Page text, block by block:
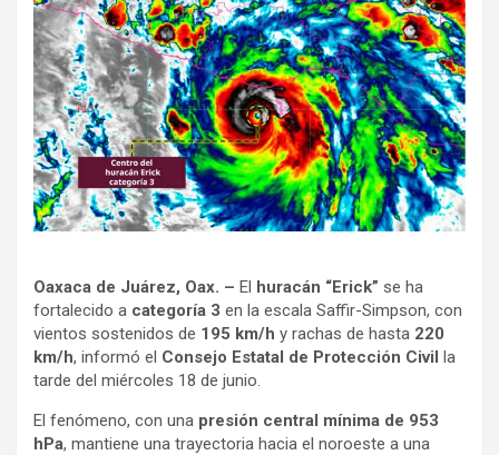
Oaxaca de Juárez, Oax. – El huracán “Erick” se ha
fortalecido a categoría 3 en la escala Saffir-Simpson, con
vientos sostenidos de 195 km/h y rachas de hasta 220
km/h, informó el Consejo Estatal de Protección Civil la
tarde del miércoles 18 de junio.
El fenómeno, con una presión central mínima de 953
hPa, mantiene una trayectoria hacia el noroeste a una